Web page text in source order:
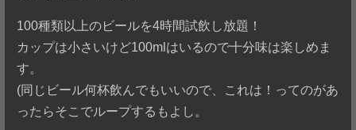
100種類以上のビールを4時間試飲し放題！
カップは小さいけど100mlはいるので十分味は楽しめま
す。
(同じビール何杯飲んでもいいので、これは！ってのがあ
ったらそこでループするもよし。